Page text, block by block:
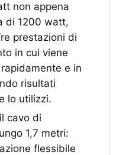
non appena
di 1200 watt,
prestazioni di
in cui viene
e in
risultati
lo utilizzi.
cavo di
1,7 metri:
flessibile